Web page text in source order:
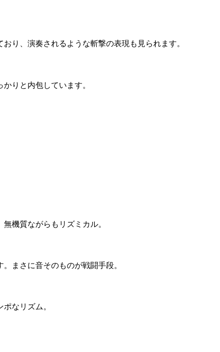
り、演奏されるような斬撃の表現も見られます。
りと内包しています。
機質ながらもリズミカル。
まさに音そのものが戦闘手段。
なリズム。